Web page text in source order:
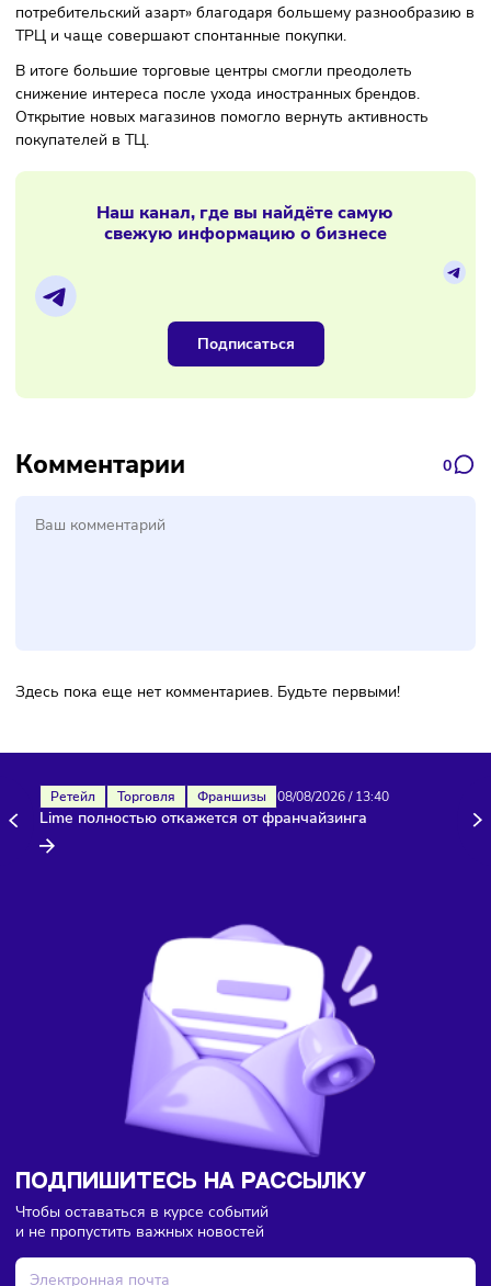
Евгения Хакбердиева, региональный директор
торговой недвижимости NF Group, говорит о том, что
постепенно растёт доверие посетителей к российским
брендам и магазинам. Алексей Ванчугов из компании
«Ванчугов и партнёры» считает, что покупатели
потребительский азарт» благодаря большему
ТРЦ и чаще совершают спонтанные покупки.
В итоге большие торговые центры смогли преодолеть
снижение интереса после ухода иностранных брендов.
Открытие новых магазинов помогло вернуть активность
покупателей в ТЦ.
Наш канал, где вы найдёте самую
Торговля Франшизы 08/08/2026
Lime полностью откажется от франчайзинга